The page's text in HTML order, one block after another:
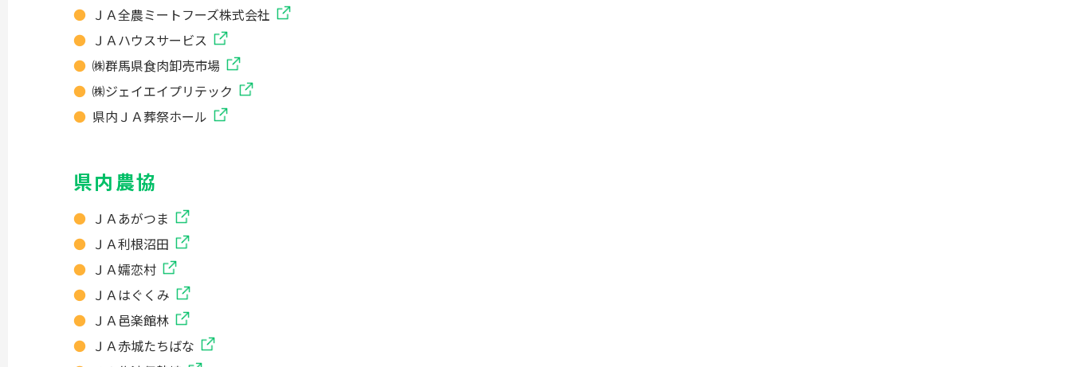
ＪＡ全農ミートフーズ株式会社
ＪＡハウスサービス
㈱群馬県食肉卸売市場
㈱ジェイエイプリテック
県内ＪＡ葬祭ホール
県内農協
ＪＡあがつま
ＪＡ利根沼田
ＪＡ嬬恋村
ＪＡはぐくみ
ＪＡ邑楽館林
ＪＡ赤城たちばな